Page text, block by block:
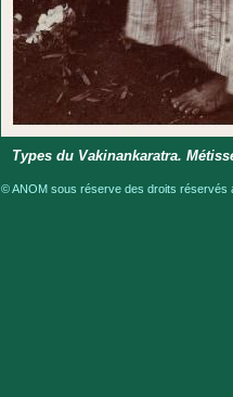
Types du Vakinankaratra.
© ANOM sous réserve des droits réservés